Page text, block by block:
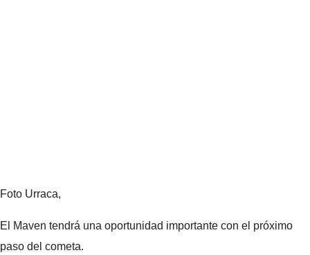
Foto Urraca,
El Maven tendrá una oportunidad importante con el próximo
paso del cometa.